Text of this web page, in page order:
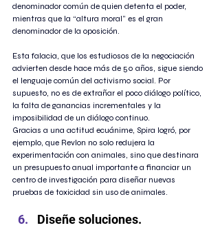
denominador común de quien detenta el poder,
mientras que la “altura moral” es el gran
denominador de la oposición.
Esta falacia, que los estudiosos de la negociación
advierten desde hace más de 50 años, sigue siendo
el lenguaje común del activismo social. Por
supuesto, no es de extrañar el poco diálogo político,
la falta de ganancias incrementales y la
imposibilidad de un diálogo continuo.
Gracias a una actitud ecuánime, Spira logró, por
ejemplo, que Revlon no solo redujera la
experimentación con animales, sino que destinara
un presupuesto anual importante a financiar un
centro de investigación para diseñar nuevas
pruebas de toxicidad sin uso de animales.
Diseñe soluciones.